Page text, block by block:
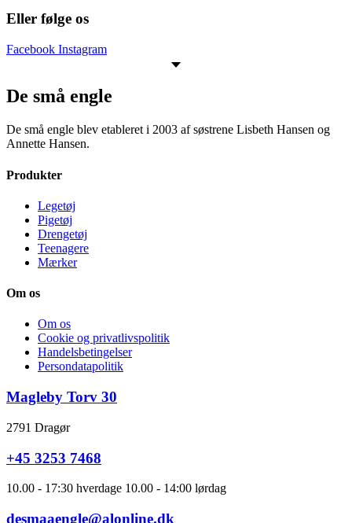
Eller følge os
Facebook Instagram
De små engle
De små engle blev etableret i 2003 af søstrene Lisbeth Hansen og
Annette Hansen.
Produkter
Legetøj
Pigetøj
Drengetøj
Teenagere
Mærker
Om os
Om os
Cookie og privatlivspolitik
Handelsbetingelser
Persondatapolitik
Magleby Torv 30
2791 Dragør
+45 3253 7468
10.00 - 17:30 hverdage 10.00 - 14:00 lørdag
desmaaengle@alonline.dk